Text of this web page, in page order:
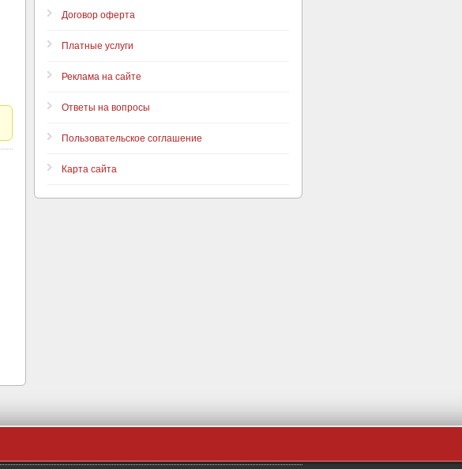
Договор оферта
Платные услуги
Реклама на сайте
Ответы на вопросы
Пользовательское соглашение
Карта сайта